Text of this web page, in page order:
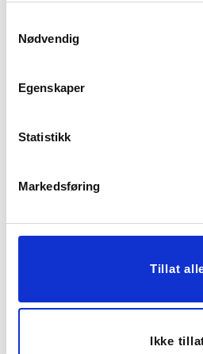
Nødvendig
Egenskaper
Statistikk
Markedsføring
Tillat
Ikke
2.999,00
KJØP